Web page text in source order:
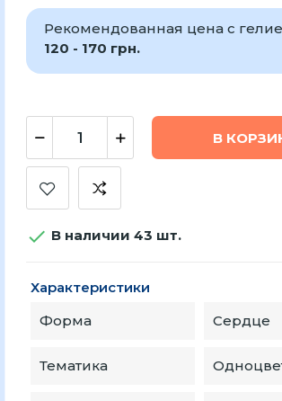
Рекомендованная цена с
120 - 170 грн.
В
 В наличии 43 шт.
Характеристики
Форма
Сердце
Тематика